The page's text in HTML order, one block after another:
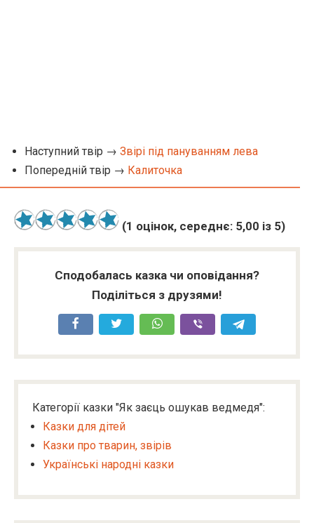
Наступний твір → Звірі під пануванням лева
Попередній твір → Калиточка
(1 оцінок, середнє: 5,00 із 5)
Сподобалась казка чи оповідання?
Поділіться з друзями!
Категорії казки "Як заєць ошукав ведмедя":
Казки для дітей
Казки про тварин, звірів
Українські народні казки